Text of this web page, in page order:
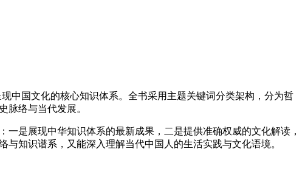
国文化的核心知识体系。全书采用主题关键词分类架构，分为哲
脉络与当代发展。
是展现中华知识体系的最新成果，二是提供准确权威的文化解读，
知识谱系，又能深入理解当代中国人的生活实践与文化语境。